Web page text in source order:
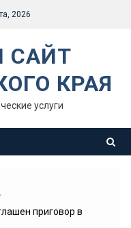
2026
САЙТ
КРАЯ
услуги
приговор в